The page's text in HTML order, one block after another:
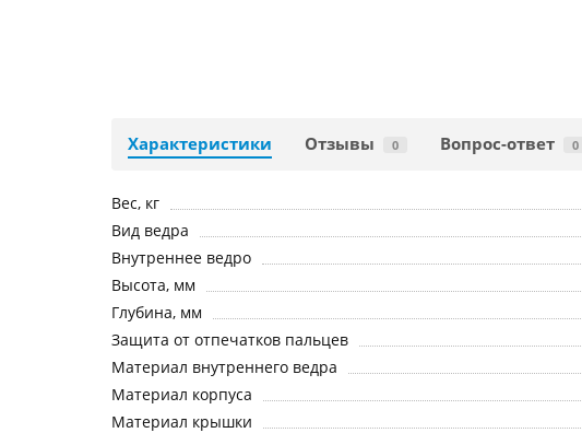
Характеристики Отзывы 0 Вопрос-ответ 0
Вес, кг
Вид ведра
Внутреннее ведро
Высота, мм
Глубина, мм
Защита от отпечатков пальцев
Материал внутреннего ведра
Материал корпуса
Материал крышки